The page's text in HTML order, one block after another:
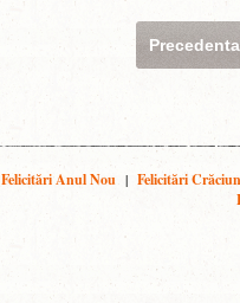
Precedenta
Felicitări Anul Nou | Felicitări